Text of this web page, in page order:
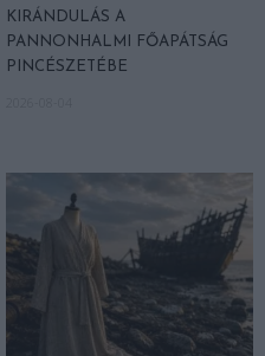
KIRÁNDULÁS A
PANNONHALMI FŐAPÁTSÁG
PINCÉSZETÉBE